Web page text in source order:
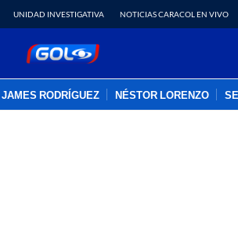
UNIDAD INVESTIGATIVA NOTICIAS CARACOL EN VIVO
JAMES RODRÍGUEZ NÉSTOR LORENZO